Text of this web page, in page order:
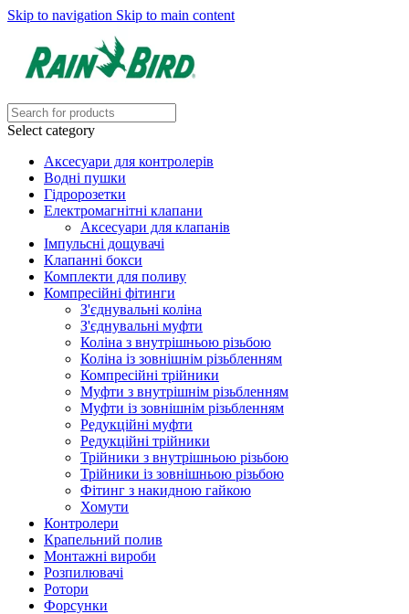
Skip to navigation Skip to main content
Select category
Аксесуари для контролерів
Водні пушки
Гідророзетки
Електромагнітні клапани
Аксесуари для клапанів
Імпульсні дощувачі
Клапанні бокси
Комплекти для поливу
Компресійні фітинги
З'єднувальні коліна
З'єднувальні муфти
Коліна з внутрішньою різьбою
Коліна із зовнішнім різьбленням
Компресійні трійники
Муфти з внутрішнім різьбленням
Муфти із зовнішнім різьбленням
Редукційні муфти
Редукційні трійники
Трійники з внутрішньою різьбою
Трійники із зовнішньою різьбою
Фітинг з накидною гайкою
Хомути
Контролери
Крапельний полив
Монтажні вироби
Розпилювачі
Ротори
Форсунки